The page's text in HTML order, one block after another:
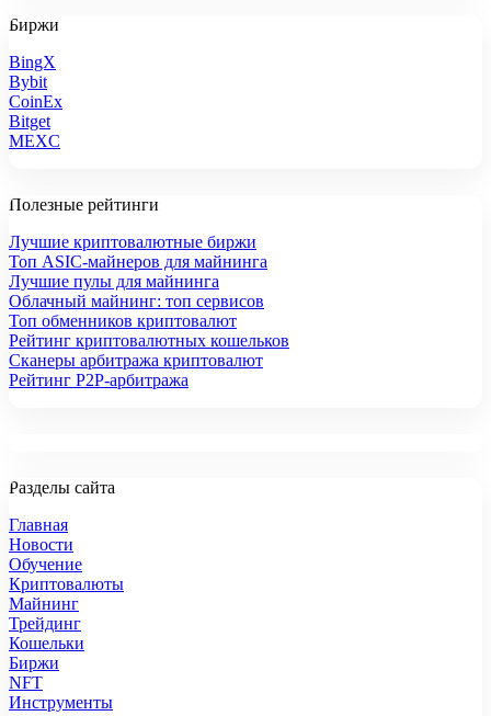
Биржи
BingX
Bybit
CoinEx
Bitget
MEXC
Полезные рейтинги
Лучшие криптовалютные биржи
Топ ASIC-майнеров для майнинга
Лучшие пулы для майнинга
Облачный майнинг: топ сервисов
Топ обменников криптовалют
Рейтинг криптовалютных кошельков
Сканеры арбитража криптовалют
Рейтинг P2P-арбитража
Разделы сайта
Главная
Новости
Обучение
Криптовалюты
Майнинг
Трейдинг
Кошельки
Биржи
NFT
Инструменты